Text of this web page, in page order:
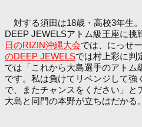
対する須田は18歳・高校3年生
DEEP JEWELSアトム級王座に挑
日のRIZIN沖縄大会では、にっせ
のDEEP JEWELSでは村上彩に判
では「これから大島選手のアトム
です。私は負けてリベンジして強
で、またチャンスをください」と
大島と同門の本野が立ちはだかる。